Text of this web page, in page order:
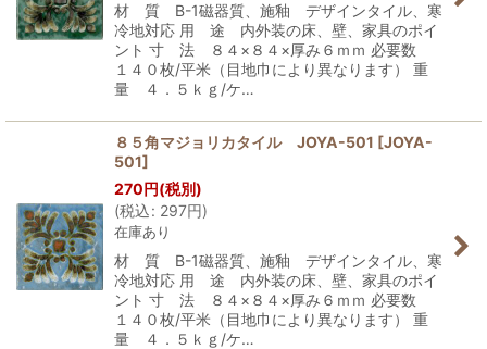
材 質 B-1磁器質、施釉 デザインタイル、寒
冷地対応 用 途 内外装の床、壁、家具のポイ
ント 寸 法 ８４×８４×厚み６ｍｍ 必要数
１４０枚/平米（目地巾により異なります） 重
量 ４．５ｋｇ/ケ…
８５角マジョリカタイル JOYA-501 [JOYA-
501]
270円(税別)
(税込: 297円)
在庫あり
材 質 B-1磁器質、施釉 デザインタイル、寒
冷地対応 用 途 内外装の床、壁、家具のポイ
ント 寸 法 ８４×８４×厚み６ｍｍ 必要数
１４０枚/平米（目地巾により異なります） 重
量 ４．５ｋｇ/ケ…